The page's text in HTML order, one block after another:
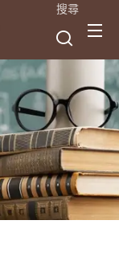
搜尋